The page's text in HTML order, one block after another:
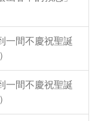
一間不慶祝聖誕
一間不慶祝聖誕